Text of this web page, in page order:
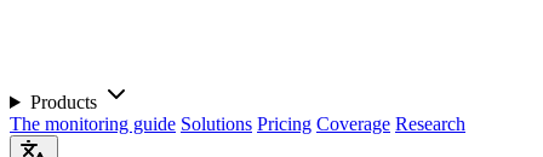
Products
The monitoring guide Solutions Pricing Coverage Research